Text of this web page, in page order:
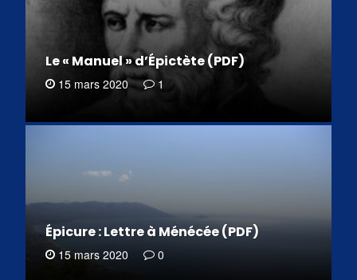
Le « Manuel » d’Épictète (PDF)
15 mars 2020 1
Épicure : Lettre à Ménécée (PDF)
15 mars 2020 0